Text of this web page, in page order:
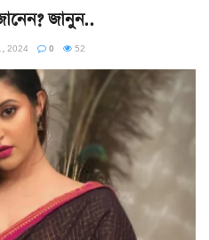
জানুন..
2024 0 52